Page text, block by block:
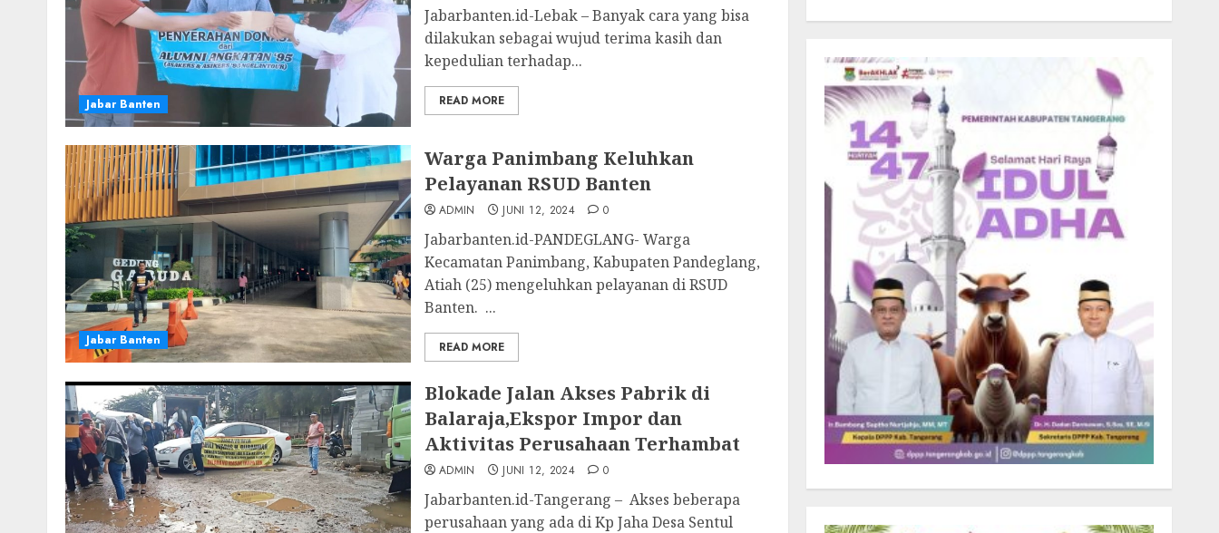
Jabar Banten
Jabarbanten.id-Lebak – Banyak cara yang bisa
dilakukan sebagai wujud terima kasih dan
kepedulian terhadap...
READ MORE
Jabar Banten
Warga Panimbang Keluhkan
Pelayanan RSUD Banten
ADMIN JUNI 12, 2024 0
Jabarbanten.id-PANDEGLANG- Warga
Kecamatan Panimbang, Kabupaten Pandeglang,
Atiah (25) mengeluhkan pelayanan di RSUD
Banten. ...
READ MORE
Blokade Jalan Akses Pabrik di
Balaraja,Ekspor Impor dan
Aktivitas Perusahaan Terhambat
ADMIN JUNI 12, 2024 0
Jabarbanten.id-Tangerang – Akses beberapa
perusahaan yang ada di Kp Jaha Desa Sentul